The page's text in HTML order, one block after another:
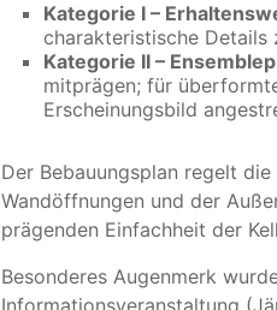
Kategorie I –
charakteristische Details
Kategorie II –
mitprägen; für
Erscheinungsbild
Der Bebauungsplan regelt
Wandöffnungen und der
prägenden Einfachheit der
Besonderes Augenmerk